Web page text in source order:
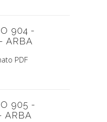
904 -
ARBA
PDF
905 -
ARBA